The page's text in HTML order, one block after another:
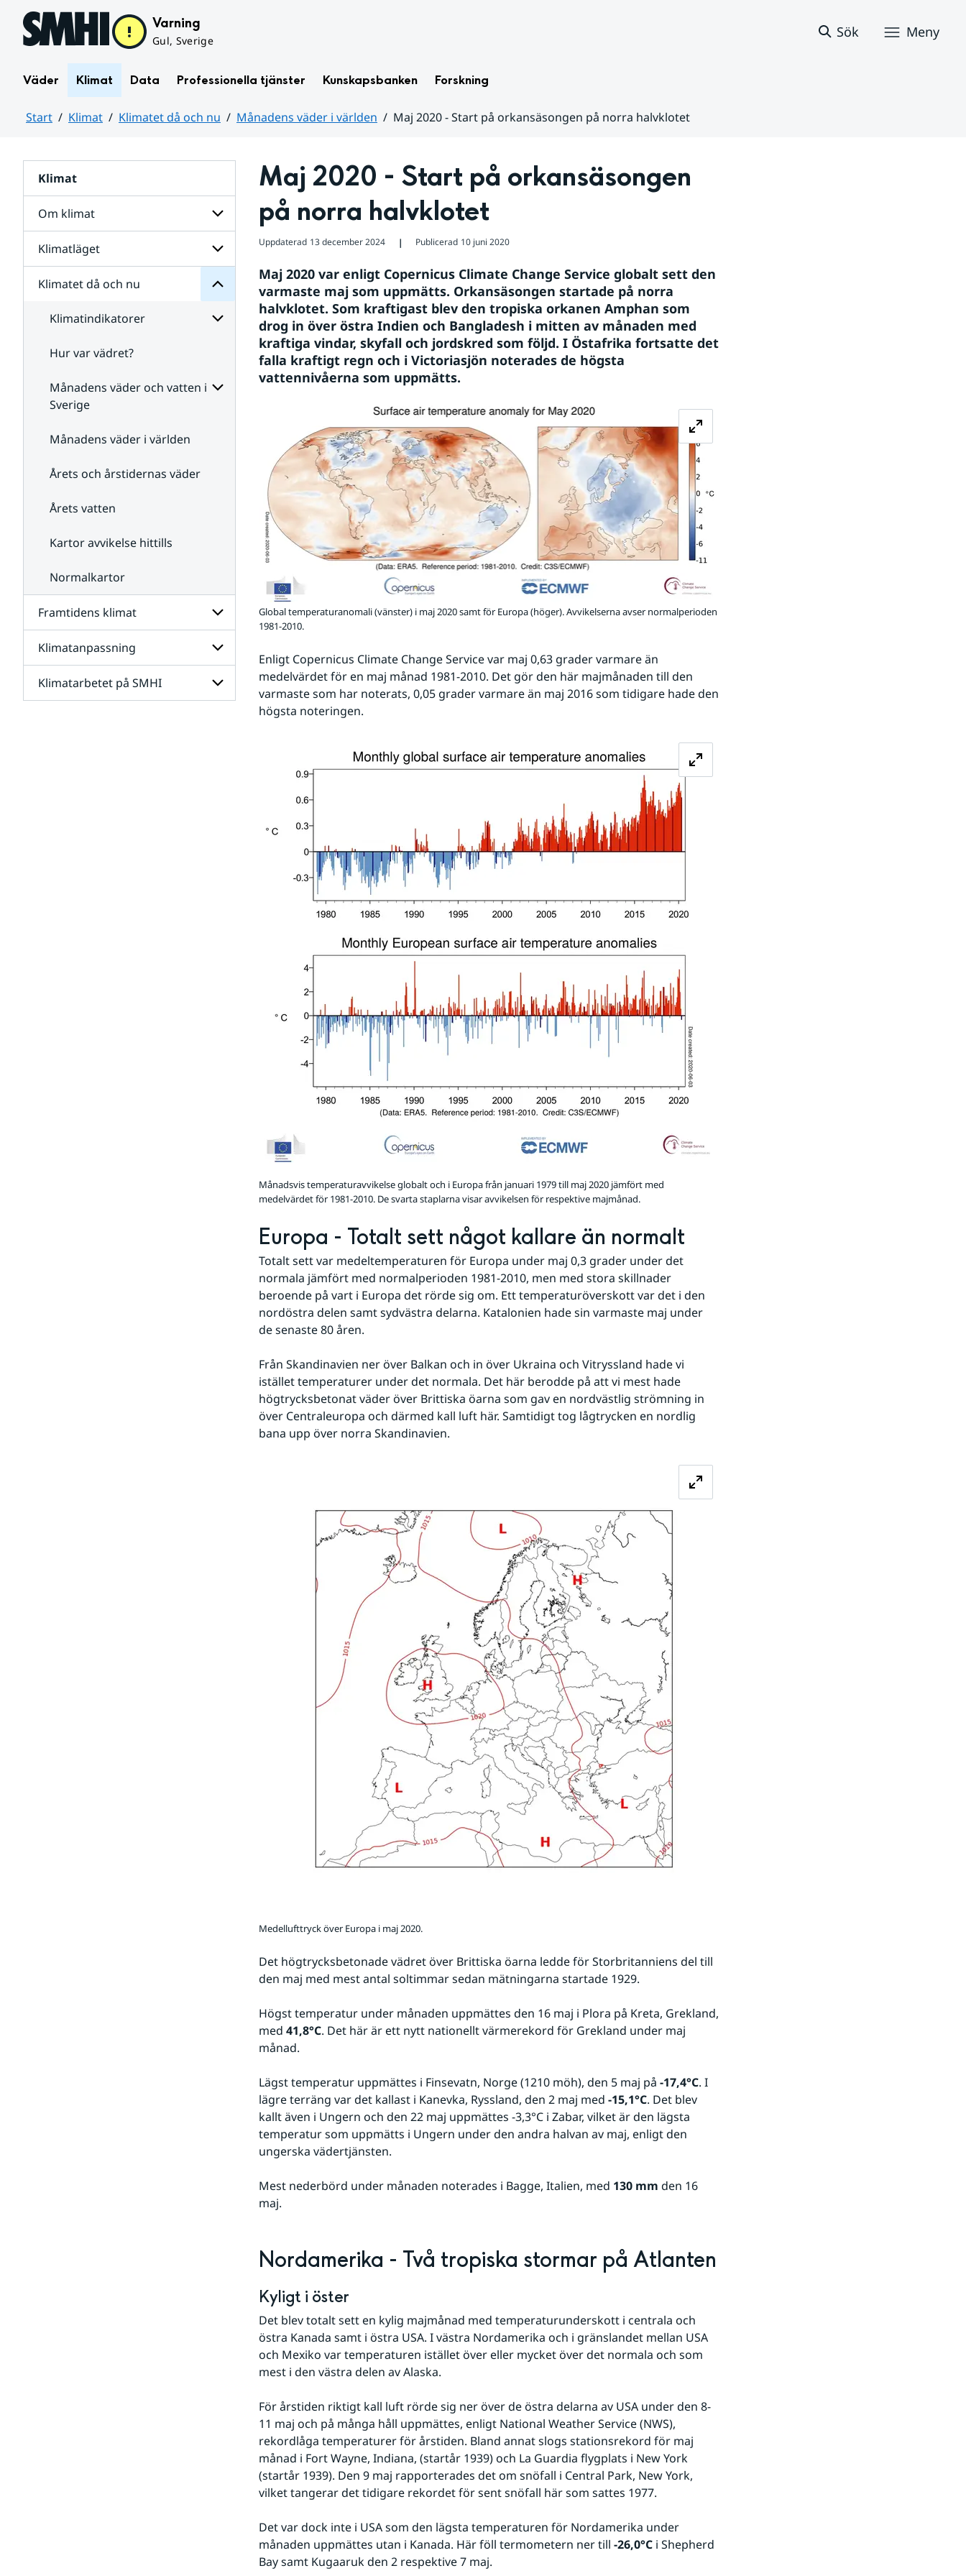
Hoppa till sidans innehåll Varning
Gul, Sverige
Sök Meny
Väder Klimat Data Professionella tjänster Kunskapsbanken Forskning
Start Klimat Klimatet då och nu Månadens väder i världen
Maj 2020 - Start på orkansäsongen på norra halvklotet
Klimat
Om klimat
Undersidor
för
Om
klimat
Klimatläget
Undersidor
Klimatläget
Klimatet då och nu
Undersidor
för
Klimatet
då
och
Klimatindikatorer
Undersidor
Klimatindikatorer
Hur var vädret?
Månadens väder och vatten i
Sverige
Månadens väder i världen
Årets och årstidernas väder
Årets vatten
Kartor avvikelse hittills
Normalkartor
Framtidens klimat
Undersidor
för
Framtidens
klimat
Klimatanpassning
Undersidor
för
Klimatanpassning
Klimatarbetet på SMHI
Undersidor
Maj 2020 - Start på orkansäsongen
på norra halvklotet
Uppdaterad 13 december 2024 ❘ Publicerad 10 juni 2020
Maj 2020 var enligt Copernicus Climate Change Service globalt sett den
varmaste maj som uppmätts. Orkansäsongen startade på norra
halvklotet. Som kraftigast blev den tropiska orkanen Amphan som
drog in över östra Indien och Bangladesh i mitten av månaden med
kraftiga vindar, skyfall och jordskred som följd. I Östafrika fortsatte det
falla kraftigt regn och i Victoriasjön noterades de högsta
vattennivåerna som uppmätts.
Global temperaturanomali (vänster) i maj 2020 samt för Europa (höger). Avvikelserna avser normalperioden
1981-2010.
Enligt Copernicus Climate Change Service var maj 0,63 grader varmare än
medelvärdet för en maj månad 1981-2010. Det gör den här majmånaden till den
varmaste som har noterats, 0,05 grader varmare än maj 2016 som tidigare hade den
högsta noteringen.
Månadsvis temperaturavvikelse globalt och i Europa från januari 1979 till maj 2020 jämfört med
medelvärdet för 1981-2010. De svarta staplarna visar avvikelsen för respektive majmånad.
Europa - Totalt sett något kallare än normalt
Totalt sett var medeltemperaturen för Europa under maj 0,3 grader under det
normala jämfört med normalperioden 1981-2010, men med stora skillnader
beroende på vart i Europa det rörde sig om. Ett temperaturöverskott var det i den
nordöstra delen samt sydvästra delarna. Katalonien hade sin varmaste maj under
de senaste 80 åren.
Från Skandinavien ner över Balkan och in över Ukraina och Vitryssland hade vi
istället temperaturer under det normala. Det här berodde på att vi mest hade
högtrycksbetonat väder över Brittiska öarna som gav en nordvästlig strömning in
över Centraleuropa och därmed kall luft här. Samtidigt tog lågtrycken en nordlig
bana upp över norra Skandinavien.
Medellufttryck över Europa i maj 2020.
Det högtrycksbetonade vädret över Brittiska öarna ledde för Storbritanniens del till
den maj med mest antal soltimmar sedan mätningarna startade 1929.
Högst temperatur under månaden uppmättes den 16 maj i Plora på Kreta, Grekland,
med 41,8°C. Det här är ett nytt nationellt värmerekord för Grekland under maj
månad.
Lägst temperatur uppmättes i Finsevatn, Norge (1210 möh), den 5 maj på -17,4°C. I
lägre terräng var det kallast i Kanevka, Ryssland, den 2 maj med -15,1°C. Det blev
kallt även i Ungern och den 22 maj uppmättes -3,3°C i Zabar, vilket är den lägsta
temperatur som uppmätts i Ungern under den andra halvan av maj, enligt den
ungerska vädertjänsten.
Mest nederbörd under månaden noterades i Bagge, Italien, med 130 mm den 16
maj.
Nordamerika - Två tropiska stormar på Atlanten
Kyligt i öster
Det blev totalt sett en kylig majmånad med temperaturunderskott i centrala och
östra Kanada samt i östra USA. I västra Nordamerika och i gränslandet mellan USA
och Mexiko var temperaturen istället över eller mycket över det normala och som
mest i den västra delen av Alaska.
För årstiden riktigt kall luft rörde sig ner över de östra delarna av USA under den 8-
11 maj och på många håll uppmättes, enligt National Weather Service (NWS),
rekordlåga temperaturer för årstiden. Bland annat slogs stationsrekord för maj
månad i Fort Wayne, Indiana, (startår 1939) och La Guardia flygplats i New York
(startår 1939). Den 9 maj rapporterades det om snöfall i Central Park, New York,
vilket tangerar det tidigare rekordet för sent snöfall här som sattes 1977.
Det var dock inte i USA som den lägsta temperaturen för Nordamerika under
månaden uppmättes utan i Kanada. Här föll termometern ner till -26,0°C i Shepherd
Bay samt Kugaaruk den 2 respektive 7 maj.